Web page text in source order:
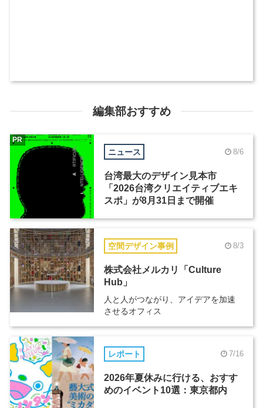
編集部おすすめ
ニュース 8/6
台湾最大のデザイン見本市
「2026台湾クリエイティブエキ
スポ」が8月31日まで開催
PR
空間デザイン事例 8/3
株式会社メルカリ「Culture
Hub」
人と人がつながり、アイデアを加速
させるオフィス
レポート 7/16
2026年夏休みに行ける、おすす
めのイベント10選：東京都内